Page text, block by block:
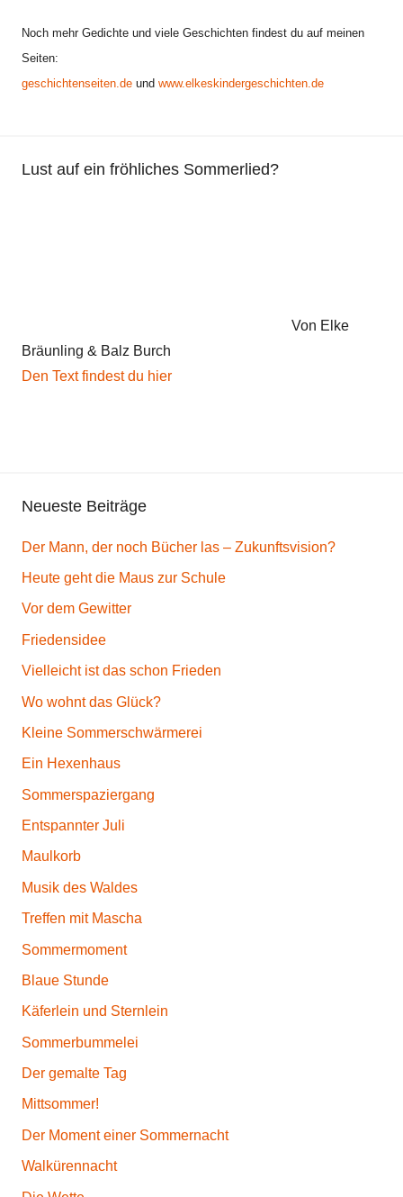
d
i
c
K
e
Noch mehr Gedichte und viele Geschichten findest du auf meinen
Seiten:
geschichtenseiten.de und www.elkeskindergeschichten.de
Lust auf ein fröhliches Sommerlied?
Von Elke
Bräunling & Balz Burch
Den Text findest du hier
Neueste Beiträge
Der Mann, der noch Bücher las – Zukunftsvision?
Heute geht die Maus zur Schule
Vor dem Gewitter
Friedensidee
Vielleicht ist das schon Frieden
Wo wohnt das Glück?
Kleine Sommerschwärmerei
Ein Hexenhaus
Sommerspaziergang
Entspannter Juli
Maulkorb
Musik des Waldes
Treffen mit Mascha
Sommermoment
Blaue Stunde
Käferlein und Sternlein
Sommerbummelei
Der gemalte Tag
Mittsommer!
Der Moment einer Sommernacht
Walkürennacht